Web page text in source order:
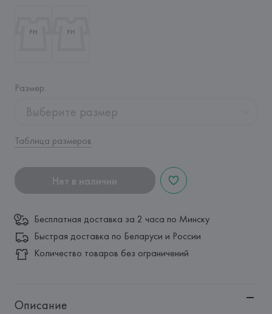
Размер:
Выберите размер
Таблица размеров
Нет в наличии
Бесплатная доставка за 2 часа по Минску
Быстрая доставка по Беларуси и России
Количество товаров без ограничений
Описание